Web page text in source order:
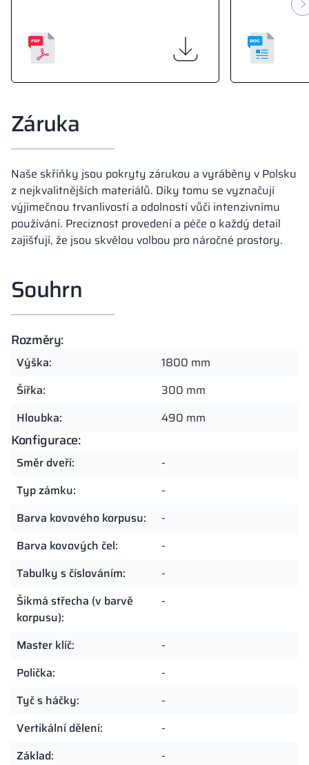
Záruka
Naše skříňky jsou pokryty zárukou a vyráběny v Polsku
z nejkvalitnějších materiálů. Díky tomu se vyznačují
výjimečnou trvanlivostí a odolností vůči intenzivnímu
používání. Preciznost provedení a péče o každý detail
zajišťují, že jsou skvělou volbou pro náročné prostory.
Souhrn
Rozměry:
Výška:
1800 mm
Šířka:
300 mm
Hloubka:
490 mm
Konfigurace:
Směr dveří:
-
Typ zámku:
-
Barva kovového korpusu:
-
Barva kovových čel:
-
Tabulky s číslováním:
-
Šikmá střecha (v barvě
korpusu):
-
Master klíč:
-
Polička:
-
Tyč s háčky:
-
Vertikální dělení:
-
Základ:
-